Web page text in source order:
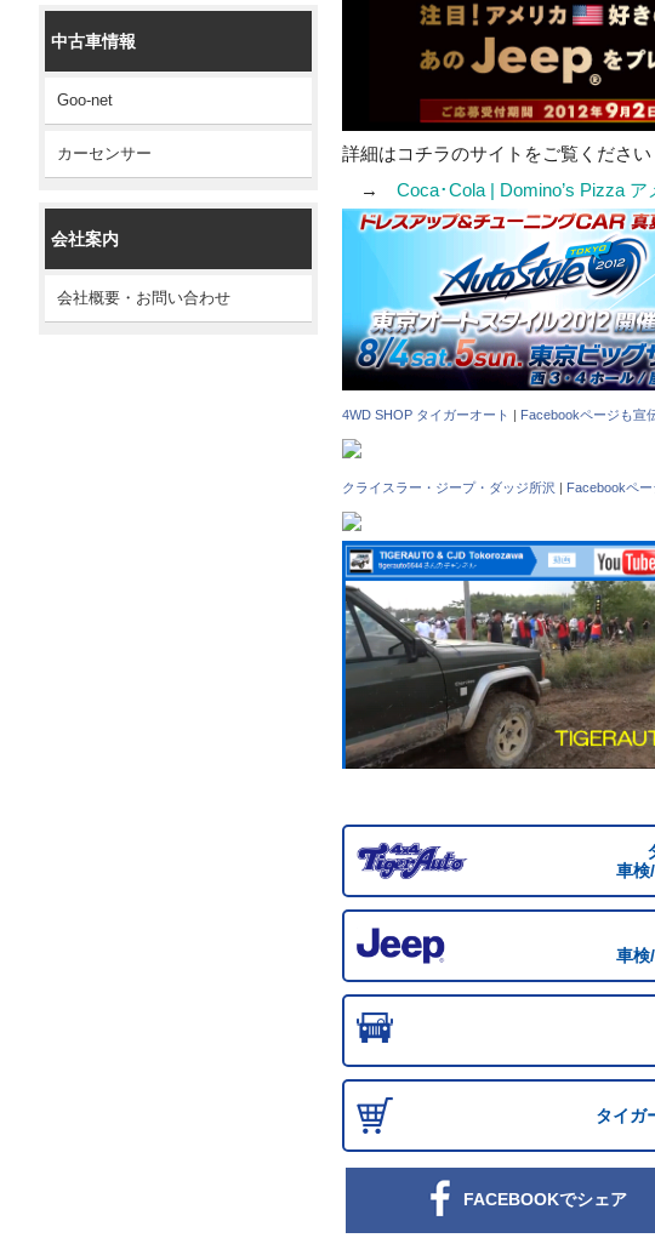
中古車情報
Goo-net
カーセンサー
会社案内
会社概要・お問い合わせ
詳細はコチラのサイトをご覧ください
→Coca･Cola | Domino’s Pizza
4WD SHOP タイガーオート | Facebookページも宣
クライスラー・ジープ・ダッジ所沢 | Facebookペ
車検
車検
タイガ
FACEBOOKでシェア